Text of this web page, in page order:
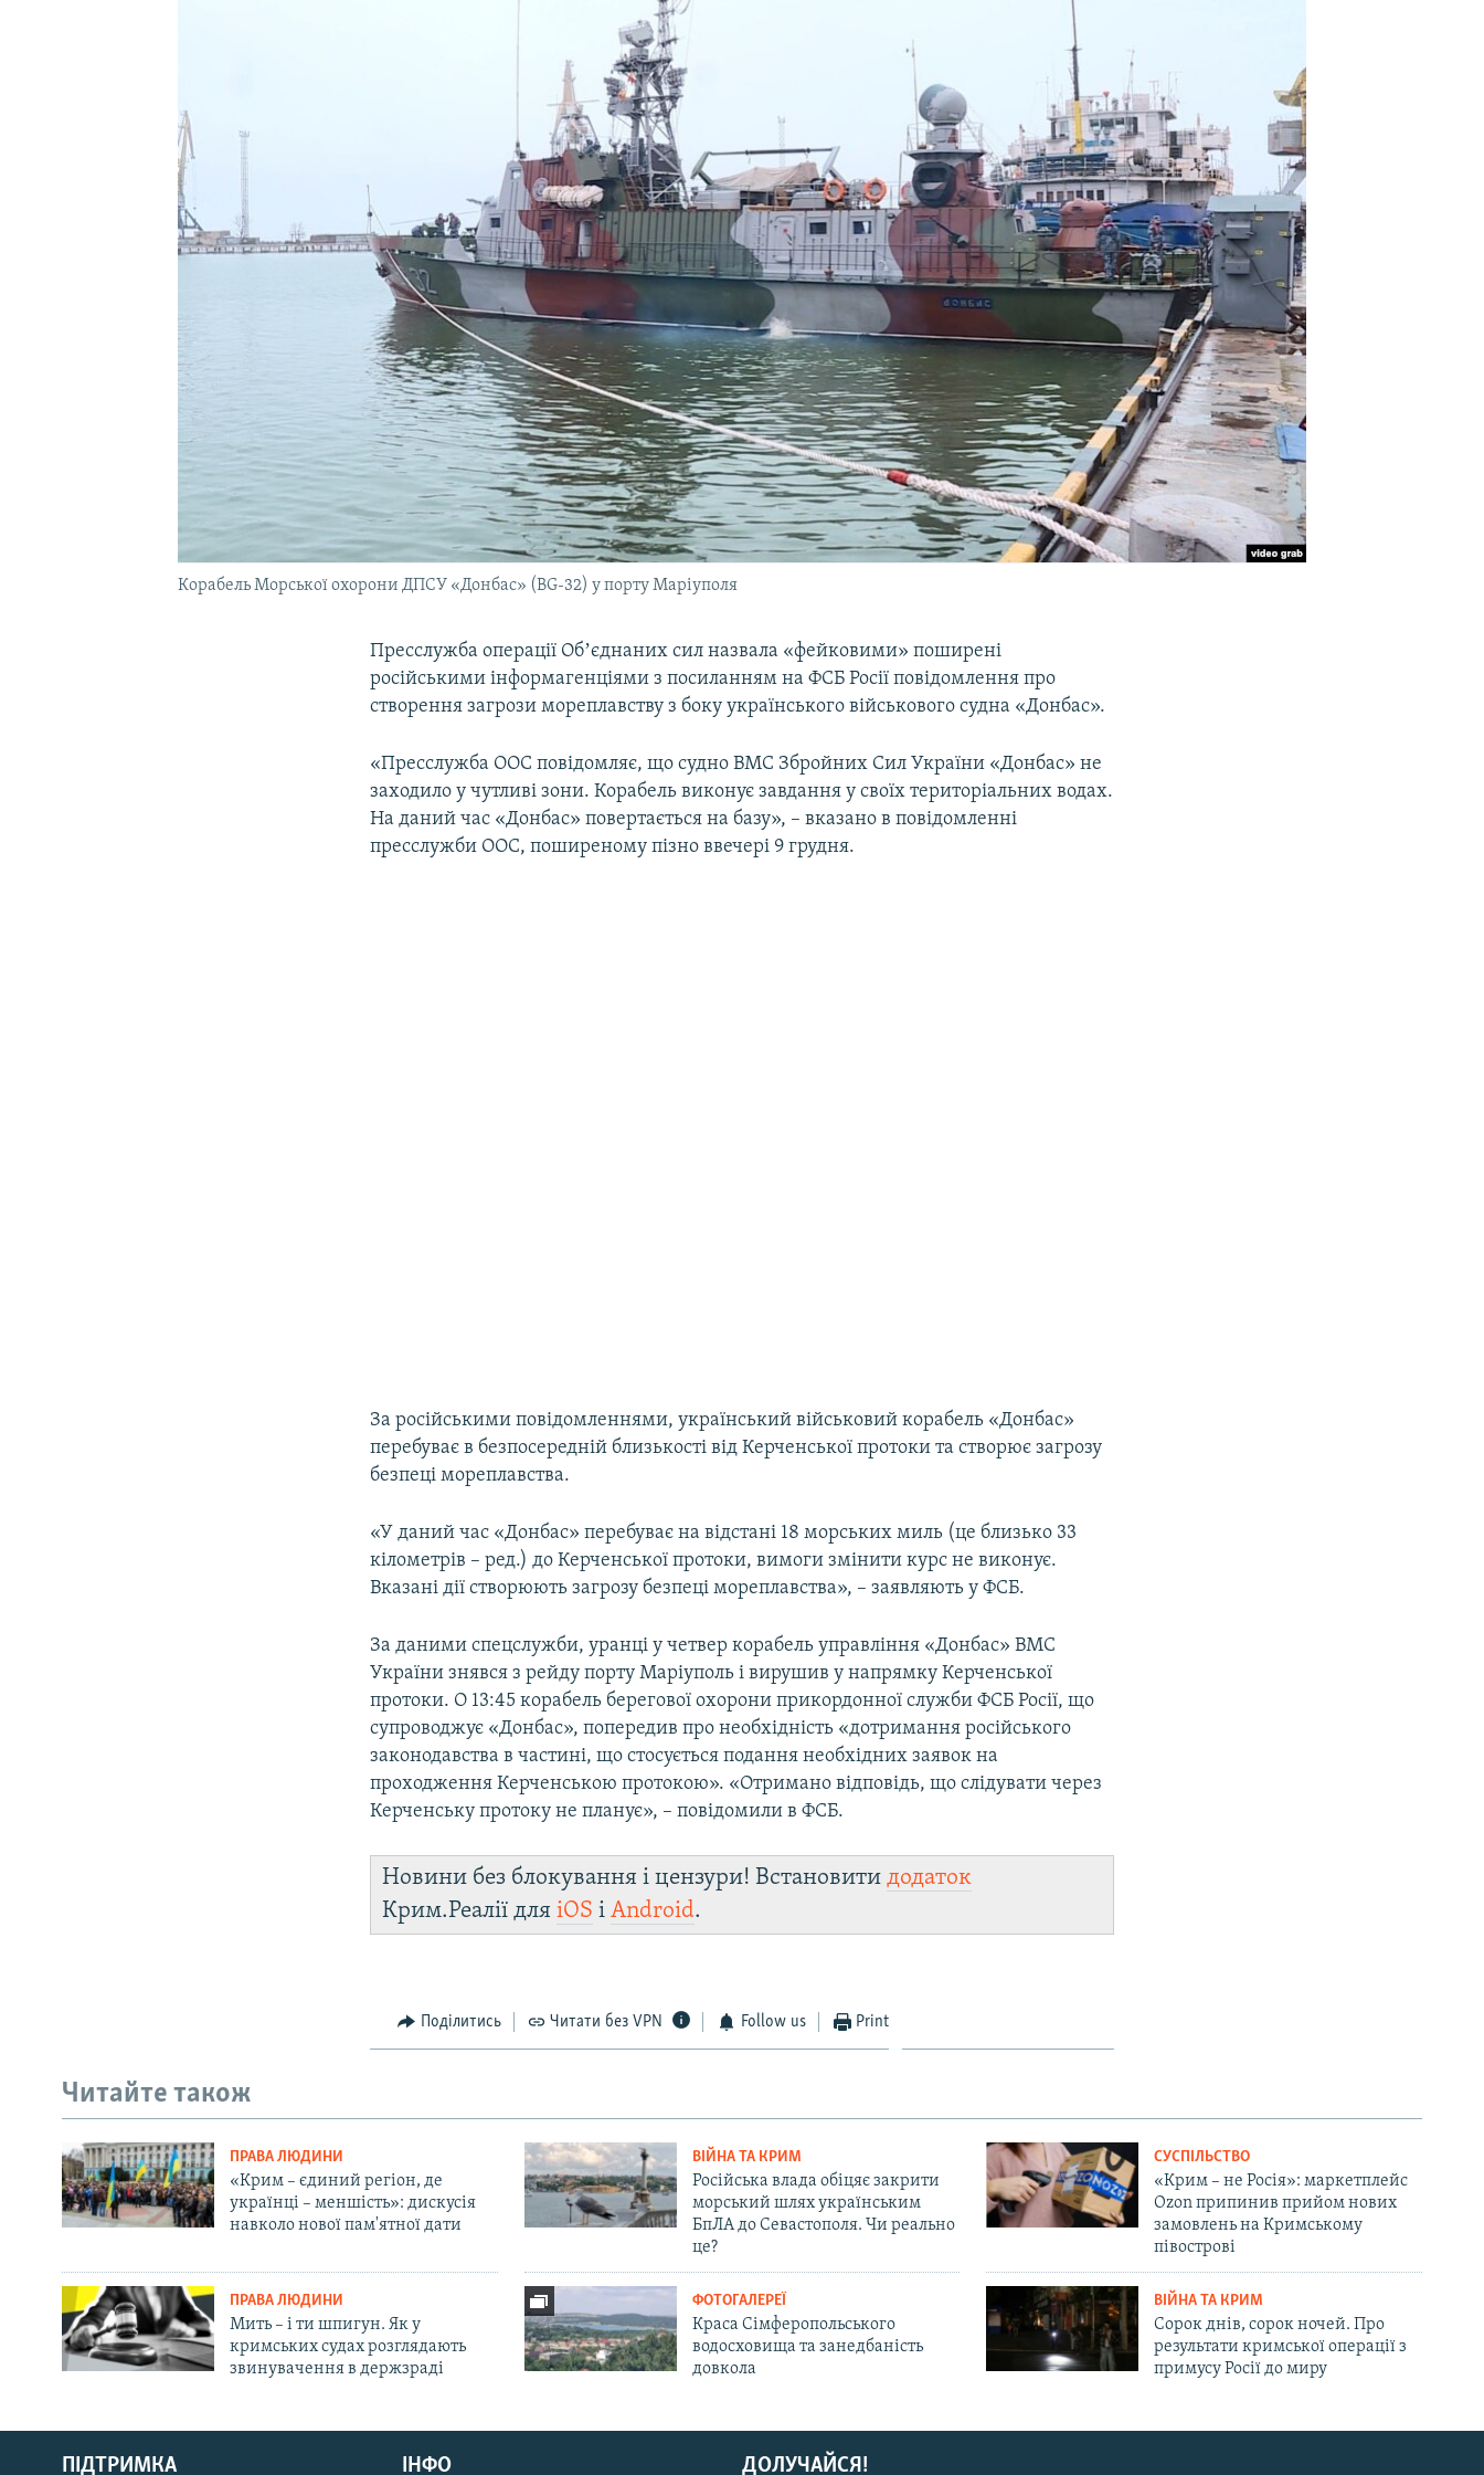
Русский
Qırımtatar
Корабель Морської охорони ДПСУ «Донбас» (BG-32) у порту Маріуполя
Пресслужба операції Обʼєднаних сил назвала «фейковими» поширені
російськими інформагенціями з посиланням на ФСБ Росії повідомлення про
створення загрози мореплавству з боку українського військового судна «Донбас».
«Пресслужба ООС повідомляє, що судно ВМС Збройних Сил України «Донбас» не
заходило у чутливі зони. Корабель виконує завдання у своїх територіальних водах.
На даний час «Донбас» повертається на базу», – вказано в повідомленні
пресслужби ООС, поширеному пізно ввечері 9 грудня.
За російськими повідомленнями, український військовий корабель «Донбас»
перебуває в безпосередній близькості від Керченської протоки та створює загрозу
безпеці мореплавства.
«У даний час «Донбас» перебуває на відстані 18 морських миль (це близько 33
кілометрів – ред.) до Керченської протоки, вимоги змінити курс не виконує.
Вказані дії створюють загрозу безпеці мореплавства», – заявляють у ФСБ.
За даними спецслужби, уранці у четвер корабель управління «Донбас» ВМС
України знявся з рейду порту Маріуполь і вирушив у напрямку Керченської
протоки. О 13:45 корабель берегової охорони прикордонної служби ФСБ Росії, що
супроводжує «Донбас», попередив про необхідність «дотримання російського
законодавства в частині, що стосується подання необхідних заявок на
проходження Керченською протокою». «Отримано відповідь, що слідувати через
Керченську протоку не планує», – повідомили в ФСБ.
Новини без блокування і цензури! Встановитидодаток
Крим.Реалії дляiOS іAndroid.
Поділитись Читати без VPN Follow us Print
Читайте також
ПРАВА ЛЮДИНИ
«Крим – єдиний регіон, де
українці – меншість»: дискусія
навколо нової пам'ятної дати
ВІЙНА ТА КРИМ
Російська влада обіцяє закрити
морський шлях українським
БпЛА до Севастополя. Чи реально
це?
СУСПІЛЬСТВО
«Крим – не Росія»: маркетплейс
Ozon припинив прийом нових
замовлень на Кримському
півострові
ПРАВА ЛЮДИНИ
Мить – і ти шпигун. Як у
кримських судах розглядають
звинувачення в держзраді
ФОТОГАЛЕРЕЇ
Краса Сімферопольського
водосховища та занедбаність
довкола
ВІЙНА ТА КРИМ
Сорок днів, сорок ночей. Про
результати кримської операції з
примусу Росії до миру
ДОЛУЧАЙСЯ!
ПІДТРИМКА ІНФО